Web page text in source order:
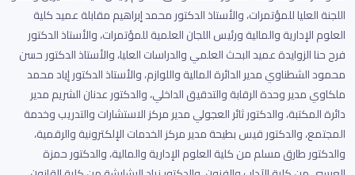
اللجنة العليا للمؤتمرات، والأستاذ الدكتور محمد إبراهيم مقابلة عميد كلية
العلوم الإدارية والمالية ورئيس اللجان العلمية للمؤتمرات، والأستاذ الدكتور
فرح حنا الزوايدة عميد البحث العلمي والدراسات العليا، والأستاذ الدكتور حسن
محمود الشطناوي مدير الدائرة المالية واللوازم، والأستاذ الدكتور إياد محمد
ملكاوي مدير وحدة الرقابة والتدقيق الداخلي، والدكتور عدنان الشريم مدير
دائرة المكتبة، والدكتور ثائر العجولي مدير مركز الاستشارات والتدريب وخدمة
المجتمع، والدكتور قيس بطيحة مدير مركز الخدمات الإلكترونية والرقمية،
والدكتور طارق مسلم من كلية العلوم الإدارية والمالية، والدكتور حمزة